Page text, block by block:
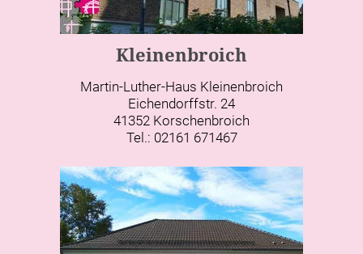
Kleinenbroich
Martin-Luther-Haus Kleinenbroich
Eichendorffstr. 24
41352 Korschenbroich
Tel.: 02161 671467